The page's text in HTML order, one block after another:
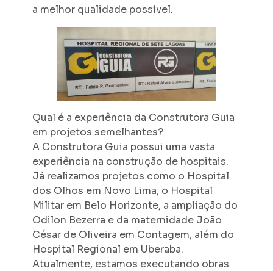
a melhor qualidade possível.
Qual é a experiência da Construtora Guia
em projetos semelhantes?
A Construtora Guia possui uma vasta
experiência na construção de hospitais.
Já realizamos projetos como o Hospital
dos Olhos em Novo Lima, o Hospital
Militar em Belo Horizonte, a ampliação do
Odilon Bezerra e da maternidade João
César de Oliveira em Contagem, além do
Hospital Regional em Uberaba.
Atualmente, estamos executando obras